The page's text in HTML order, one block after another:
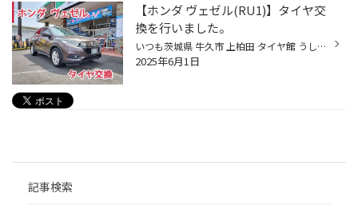
【ホンダ ヴェゼル(RU1)】タイヤ交
換を行いました。
いつも茨城県 牛久市 上柏田 タイヤ館 うしく上柏田店のWebを御覧の皆様ありがとうございます♪ 本日行った作業は、ホンダ ヴェゼルのタイヤ交換です！ 今回使用したのは、レグノGR-XⅢ タイプRVです！ エンライトン技術の搭載により、従来のレグノよりもさらに高い静粛性と乗り心地を実現しています...
2025年6月1日
記事検索